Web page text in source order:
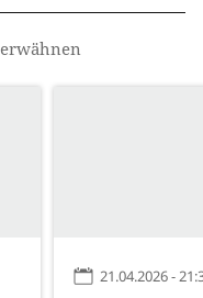
erwähnen
21.04.2026 -